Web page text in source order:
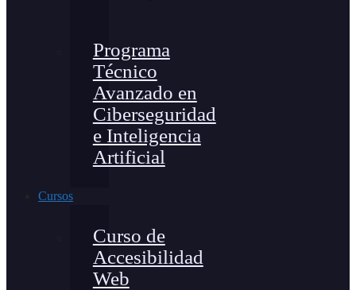
Programa
Técnico
Avanzado en
Ciberseguridad
e Inteligencia
Artificial
Cursos
Curso de
Accesibilidad
Web